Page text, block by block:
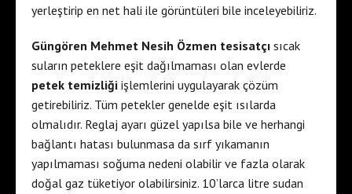
yerleştirip en net hali ile görüntüleri bile inceleyebiliriz.
Güngören Mehmet Nesih Özmen tesisatçı sıcak
suların peteklere eşit dağılmaması olan evlerde
petek temizliği işlemlerini uygulayarak çözüm
getirebiliriz. Tüm petekler genelde eşit ısılarda
olmalıdır. Reglaj ayarı güzel yapılsa bile ve herhangi
bağlantı hatası bulunmasa da sırf yıkamanın
yapılmaması soğuma nedeni olabilir ve fazla olarak
doğal gaz tüketiyor olabilirsiniz. 10’larca litre sudan